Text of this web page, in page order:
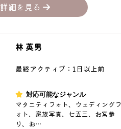
詳細を見る
林 英男
最終アクティブ：1日以上前
対応可能なジャンル
マタニティフォト、ウェディングフ
ォト、家族写真、七五三、お宮参
り、お…